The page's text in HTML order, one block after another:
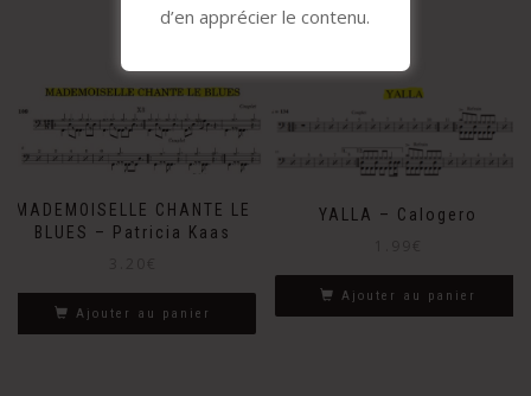
MADEMOISELLE CHANTE LE
BLUES – Patricia Kaas
Ajouter au panier
YALLA – Calogero
Ajouter au panier
d’en apprécier le contenu.